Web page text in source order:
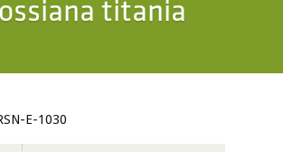
titania
E-1030